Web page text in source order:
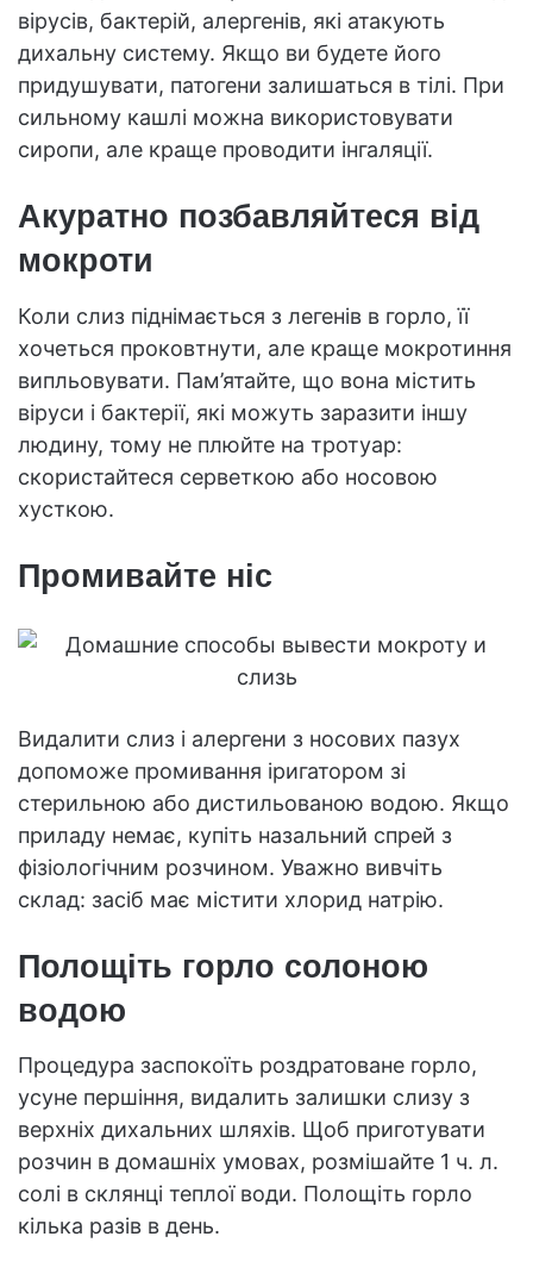
вірусів, бактерій, алергенів, які атакують
дихальну систему. Якщо ви будете його
придушувати, патогени залишаться в тілі. При
сильному кашлі можна використовувати
сиропи, але краще проводити інгаляції.
Акуратно позбавляйтеся від
мокроти
Коли слиз піднімається з легенів в горло, її
хочеться проковтнути, але краще мокротиння
випльовувати. Пам’ятайте, що вона містить
віруси і бактерії, які можуть заразити іншу
людину, тому не плюйте на тротуар:
скористайтеся серветкою або носовою
хусткою.
Промивайте ніс
Видалити слиз і алергени з носових пазух
допоможе промивання іригатором зі
стерильною або дистильованою водою. Якщо
приладу немає, купіть назальний спрей з
фізіологічним розчином. Уважно вивчіть
склад: засіб має містити хлорид натрію.
Полощіть горло солоною
водою
Процедура заспокоїть роздратоване горло,
усуне першіння, видалить залишки слизу з
верхніх дихальних шляхів. Щоб приготувати
розчин в домашніх умовах, розмішайте 1 ч. л.
солі в склянці теплої води. Полощіть горло
кілька разів в день.